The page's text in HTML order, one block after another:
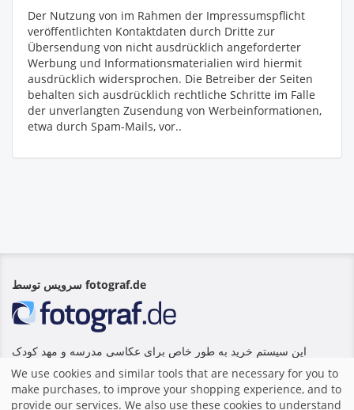
Der Nutzung von im Rahmen der Impressumspflicht
veröffentlichten Kontaktdaten durch Dritte zur
Übersendung von nicht ausdrücklich angeforderter
Werbung und Informationsmaterialien wird hiermit
ausdrücklich widersprochen. Die Betreiber der Seiten
behalten sich ausdrücklich rechtliche Schritte im Falle
der unverlangten Zusendung von Werbeinformationen,
etwa durch Spam-Mails, vor..
سرویس توسط fotograf.de
این سیستم خرید به طور خاص برای عکاسی مدرسه و مهد کودک
طراحی شده و توسط fotograf.de ارائه شده است. این پلت فرم
بالاترین استانداردهای ایمنی و کیفیت را برای معلمان و والدین ارائه می
دهد.
We use cookies and similar tools that are necessary for you to
make purchases, to improve your shopping experience, and to
provide our services. We also use these cookies to understand